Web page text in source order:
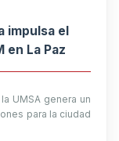
impulsa el
en La Paz
UMSA genera un
para la ciudad